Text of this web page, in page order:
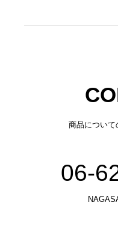
商品について
06-